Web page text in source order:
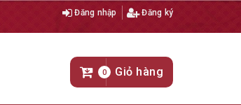
Đăng nhập Đăng ký
0 Giỏ hàng